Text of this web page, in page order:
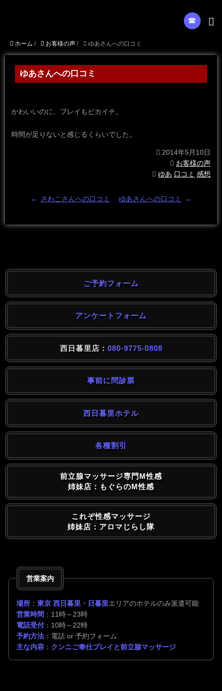
☎︎
ホーム / お客様の声 / ゆあさんへの口コミ
ゆあさんへの口コミ
かわいいのに、プレイもピカイチ。
時間が足りないと感じるくらいでした。
2014年5月10日
お客様の声
ゆあ 口コミ 感想
← さわこさんへの口コミ ゆあさんへの口コミ →
ご予約フォーム
アンケートフォーム
西日暮里店： 080-9775-0808
事前に問診票
西日暮里ホテル
各種割引
前立腺マッサージ専門M性感
姉妹店：もぐらのM性感
これぞ性感マッサージ
姉妹店：アロマじらし隊
営業案内
場所 ： 東京 西日暮里・日暮里エリアのホテルのみ派遣可能
営業時間 ：11時～23時
電話受付：10時～22時
予約方法 ：電話 or 予約フォーム
主な内容 ： クンニご奉仕プレイと前立腺マッサージ